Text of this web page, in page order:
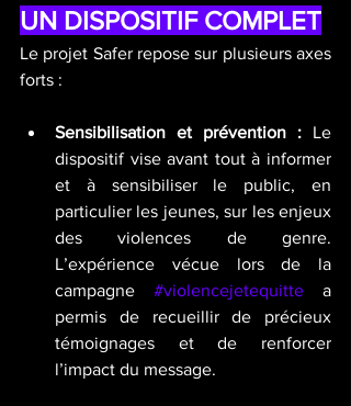
UN DISPOSITIF COMPLET
Le projet Safer repose sur plusieurs axes
forts :
Sensibilisation et prévention : Le
dispositif vise avant tout à informer
et à sensibiliser le public, en
particulier les jeunes, sur les enjeux
des violences de genre.
L’expérience vécue lors de la
campagne #violencejetequitte a
permis de recueillir de précieux
témoignages et de renforcer
l’impact du message.